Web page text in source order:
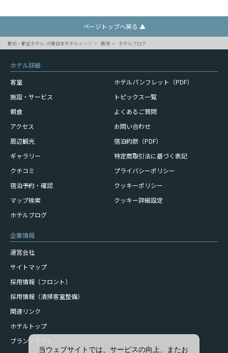
ページトップへ戻る ▲
駅前・駅近ホテル JR東日本ホテルメッツ 新潟 ホテルブログ
ホテル詳細
客室
施設・サービス
朝食
アクセス
周辺観光
ギャラリー
クチコミ
宿泊予約・確認
マップ検索
ホテルブログ
ホテルパンフレット（PDF）
トピックス一覧
よくあるご質問
お問い合わせ
宿泊約款（PDF）
特定商取引法に基づく表記
プライバシーポリシー
クッキーポリシー
クッキー詳細設定
企業情報
運営会社
サイトマップ
採用情報（フロント）
採用情報（清掃客室整備）
関連リンク
ホテルトップ
ブランドサイト
当ウェブサイトでは、サービスの向上、またお